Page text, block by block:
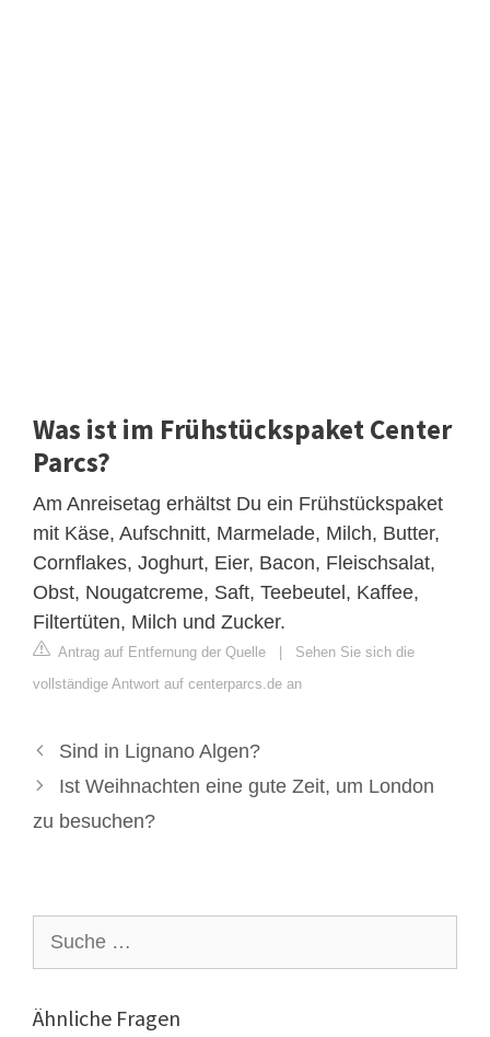
Was ist im Frühstückspaket Center
Parcs?
Am Anreisetag erhältst Du ein Frühstückspaket
mit Käse, Aufschnitt, Marmelade, Milch, Butter,
Cornflakes, Joghurt, Eier, Bacon, Fleischsalat,
Obst, Nougatcreme, Saft, Teebeutel, Kaffee,
Filtertüten, Milch und Zucker.
Antrag auf Entfernung der Quelle | Sehen Sie sich die
vollständige Antwort auf centerparcs.de an
Sind in Lignano Algen?
Ist Weihnachten eine gute Zeit, um London
zu besuchen?
nach:
Ähnliche Fragen